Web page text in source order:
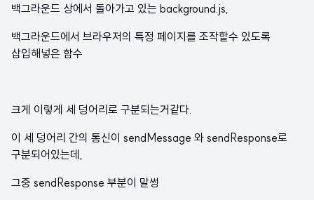
백그라운드 상에서 돌아가고 있는 background.js,
백그라운드에서 브라우저의 특정 페이지를 조작할수 있도록
삽입해넣은 함수
크게 이렇게 세 덩어리로 구분되는거같다.
이 세 덩어리 간의 통신이 sendMessage 와 sendResponse로
구분되어있는데,
그중 sendResponse 부분이 말썽